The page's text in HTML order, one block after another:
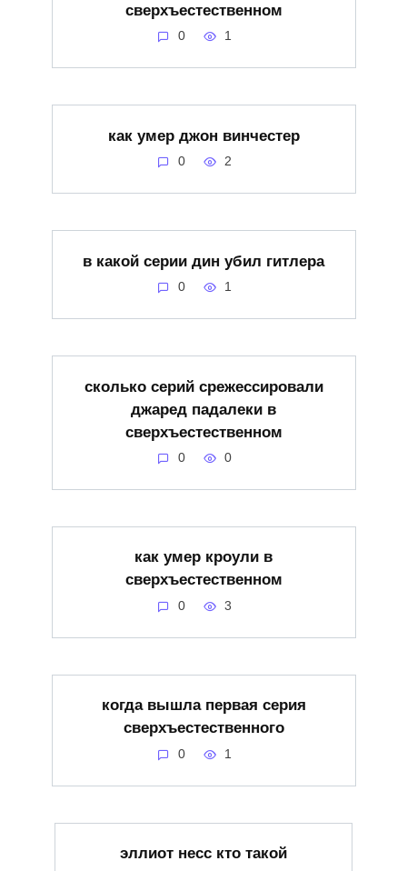
сверхъестественном
0 1
как умер джон винчестер
0 2
в какой серии дин убил гитлера
0 1
сколько серий срежессировали
джаред падалеки в
сверхъестественном
0 0
как умер кроули в
сверхъестественном
0 3
когда вышла первая серия
сверхъестественного
0 1
эллиот несс кто такой